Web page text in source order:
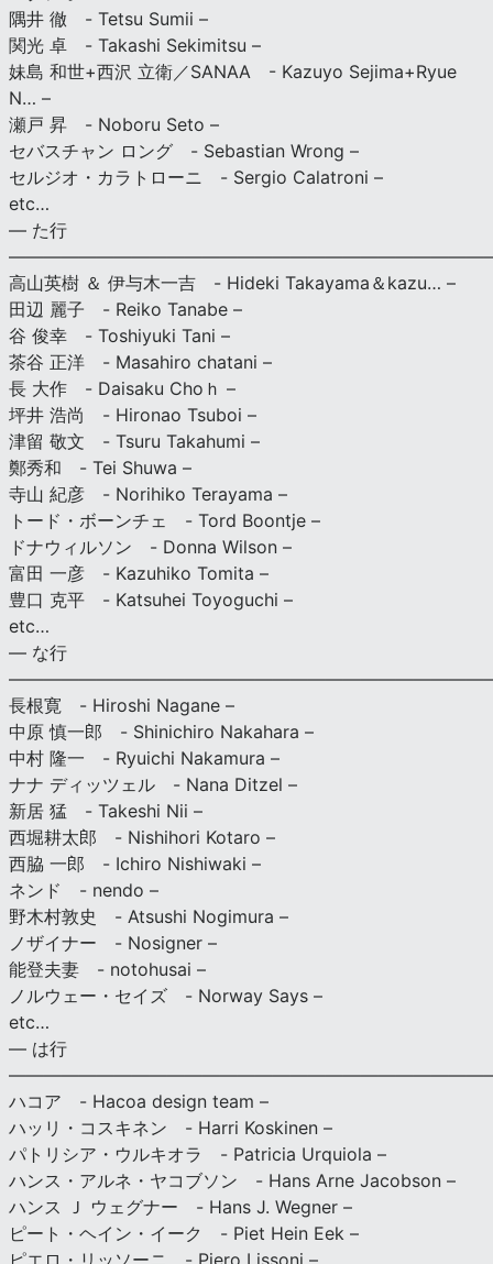
隅井 徹 - Tetsu Sumii –
関光 卓 - Takashi Sekimitsu –
妹島 和世+西沢 立衛／SANAA - Kazuyo Sejima+Ryue
N… –
瀬戸 昇 - Noboru Seto –
セバスチャン ロング - Sebastian Wrong –
セルジオ・カラトローニ - Sergio Calatroni –
etc…
— た行
高山英樹 ＆ 伊与木一吉 - Hideki Takayama＆kazu… –
田辺 麗子 - Reiko Tanabe –
谷 俊幸 - Toshiyuki Tani –
茶谷 正洋 - Masahiro chatani –
長 大作 - Daisaku Choｈ –
坪井 浩尚 - Hironao Tsuboi –
津留 敬文 - Tsuru Takahumi –
鄭秀和 - Tei Shuwa –
寺山 紀彦 - Norihiko Terayama –
トード・ボーンチェ - Tord Boontje –
ドナウィルソン - Donna Wilson –
富田 一彦 - Kazuhiko Tomita –
豊口 克平 - Katsuhei Toyoguchi –
etc…
— な行
長根寛 - Hiroshi Nagane –
中原 慎一郎 - Shinichiro Nakahara –
中村 隆一 - Ryuichi Nakamura –
ナナ ディッツェル - Nana Ditzel –
新居 猛 - Takeshi Nii –
西堀耕太郎 - Nishihori Kotaro –
西脇 一郎 - Ichiro Nishiwaki –
ネンド - nendo –
野木村敦史 - Atsushi Nogimura –
ノザイナー - Nosigner –
能登夫妻 - notohusai –
ノルウェー・セイズ - Norway Says –
etc…
— は行
ハコア - Hacoa design team –
ハッリ・コスキネン - Harri Koskinen –
パトリシア・ウルキオラ - Patricia Urquiola –
ハンス・アルネ・ヤコブソン - Hans Arne Jacobson –
ハンス Ｊ ウェグナー - Hans J. Wegner –
ピート・ヘイン・イーク - Piet Hein Eek –
ピエロ・リッソーニ - Piero Lissoni –